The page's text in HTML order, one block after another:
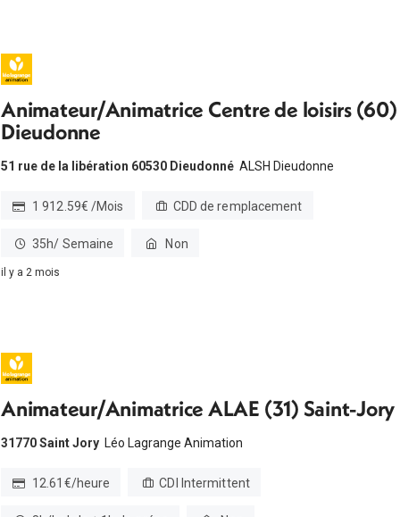
Animateur/Animatrice Centre de loisirs (60)
Dieudonne
51 rue de la libération 60530 Dieudonné ALSH Dieudonne
1 912.59€ /Mois CDD de remplacement
35h/ Semaine Non
il y a 2 mois
Animateur/Animatrice ALAE (31) Saint-Jory
31770 Saint Jory Léo Lagrange Animation
12.61€/heure CDI Intermittent